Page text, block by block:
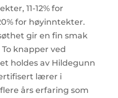
11-12% for
for høyinntekter.
gir en fin smak
knapper ved
holdes av Hildegunn
lærer i
års erfaring som